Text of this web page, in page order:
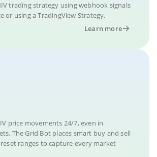
trading strategy using webhook signals
or using a TradingView Strategy.
Learn more
price movements 24/7, even in
The Grid Bot places smart buy and sell
ranges to capture every market